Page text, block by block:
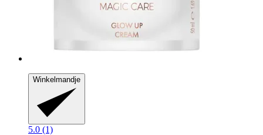
Winkelmandje
5.0 (1)